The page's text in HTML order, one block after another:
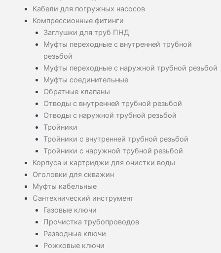
Кабели для погружных насосов
Компрессионные фитинги
Заглушки для труб ПНД
Муфты переходные с внутренней трубной
резьбой
Муфты переходные с наружной трубной резьбой
Муфты соединительные
Обратные клапаны
Отводы с внутренней трубной резьбой
Отводы с наружной трубной резьбой
Тройники
Тройники с внутренней трубной резьбой
Тройники с наружной трубной резьбой
Корпуса и картриджи для очистки воды
Оголовки для скважин
Муфты кабельные
Сантехнический инструмент
Газовые ключи
Прочистка трубопроводов
Разводные ключи
Рожковые ключи